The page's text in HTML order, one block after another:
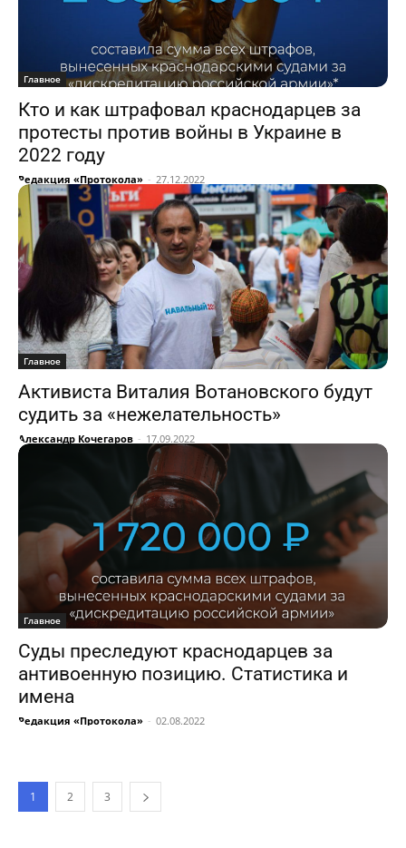
Главное
Кто и как штрафовал краснодарцев за
протесты против войны в Украине в
2022 году
Редакция «Протокола» - 27.12.2022
Главное
Активиста Виталия Вотановского будут
судить за «нежелательность»
Александр Кочегаров - 17.09.2022
Главное
Суды преследуют краснодарцев за
антивоенную позицию. Статистика и
имена
Редакция «Протокола» - 02.08.2022
1 2 3